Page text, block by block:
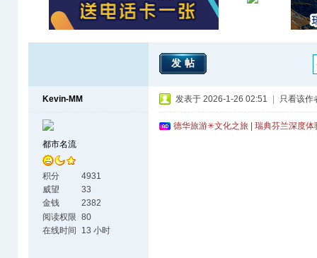
发帖
Kevin-MM
都市名流
积分
4931
威望
33
金钱
2382
阅读权限 80
在线时间
13 小时
发表于 2026-1-26 02:51 只看该作
德华旅游✳文化之旅 | 瑞典芬兰深度